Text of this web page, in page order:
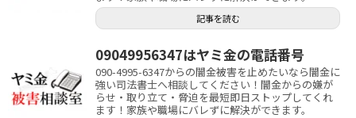
記事を読む
09049956347はヤミ金の電話番号
090-4995-6347からの闇金被害を止めたいなら闇金に
強い司法書士へ相談してください！闇金からの嫌が
らせ・取り立て・脅迫を最短即日ストップしてくれ
ます！家族や職場にバレずに解決ができます。